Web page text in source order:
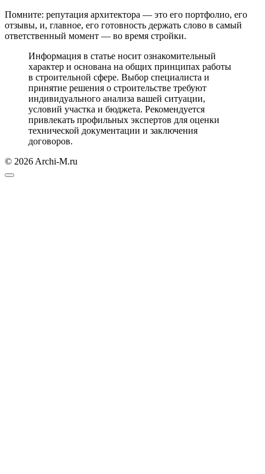
Помните: репутация архитектора — это его портфолио, его
отзывы, и, главное, его готовность держать слово в самый
ответственный момент — во время стройки.
Информация в статье носит ознакомительный
характер и основана на общих принципах работы
в строительной сфере. Выбор специалиста и
принятие решения о строительстве требуют
индивидуального анализа вашей ситуации,
условий участка и бюджета. Рекомендуется
привлекать профильных экспертов для оценки
технической документации и заключения
договоров.
© 2026 Archi-M.ru